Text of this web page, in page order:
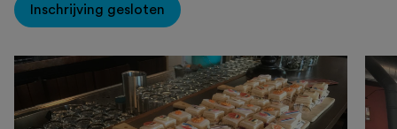
Inschrijving gesloten